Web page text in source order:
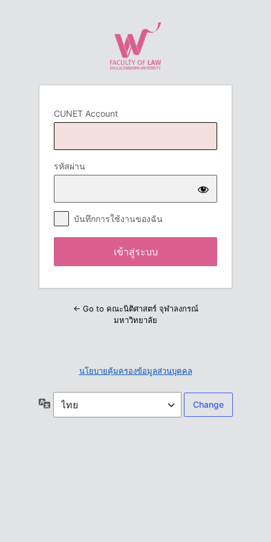
CUNET Account
รหัสผ่าน
บันทึกการใช้งานของฉัน
← Go to คณะนิติศาสตร์ จุฬาลงกรณ์
มหาวิทยาลัย
นโยบายคุ้มครองข้อมูลส่วนบุคคล
ภาษา